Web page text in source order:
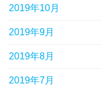
2019年10月
2019年9月
2019年8月
2019年7月